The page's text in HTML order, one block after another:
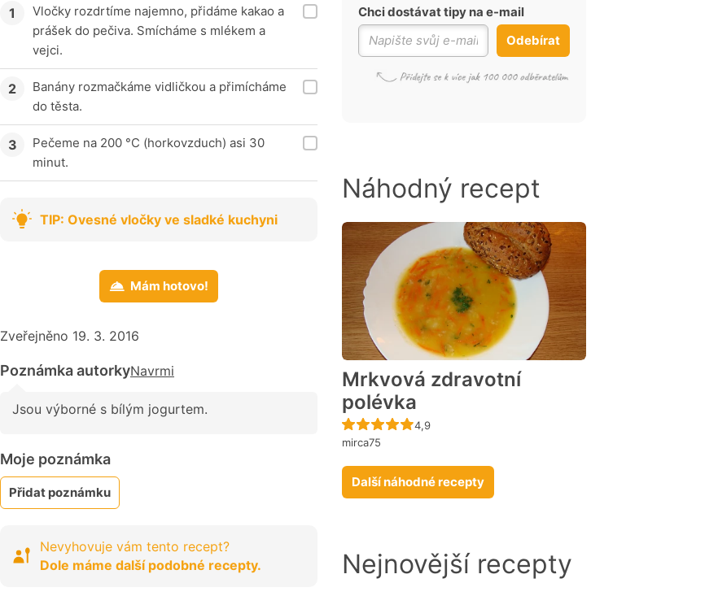
Vločky rozdrtíme najemno, přidáme kakao a
prášek do pečiva. Smícháme s mlékem a
vejci.
Banány rozmačkáme vidličkou a přimícháme
do těsta.
Pečeme na 200 °C (horkovzduch) asi 30
minut.
TIP: Ovesné vločky ve sladké kuchyni
Mám hotovo!
Zveřejněno 19. 3. 2016
Poznámka autorkyNavrmi
Jsou výborné s bílým jogurtem.
Moje poznámka
Přidat poznámku
Nevyhovuje vám tento recept?
Dole máme další podobné recepty.
Chci dostávat tipy na e-mail
Odebírat
Náhodný recept
Mrkvová zdravotní
polévka
Recept ještě nebyl hodnocen
4,9
mirca75
Další náhodné recepty
Nejnovější recepty